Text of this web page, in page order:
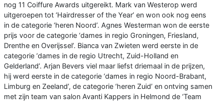
nog 11 Coiffure Awards uitgereikt. Mark van Westerop werd
uitgeroepen tot ‘Hairdresser of the Year’ en won ook nog eens
in de categorie ‘heren Noord’. Agnes Westerman won de eerste
prijs voor de categorie ‘dames in regio Groningen, Friesland,
Drenthe en Overijssel’. Bianca van Zwieten werd eerste in de
categorie ‘dames in de regio Utrecht, Zuid-Holland en
Gelderland’. Arjan Bevers viel maar liefst driemaal in de prijzen,
hij werd eerste in de categorie ‘dames in regio Noord-Brabant,
Limburg en Zeeland’, de categorie ‘heren Zuid’ en ontving samen
met zijn team van salon Avanti Kappers in Helmond de ‘Team